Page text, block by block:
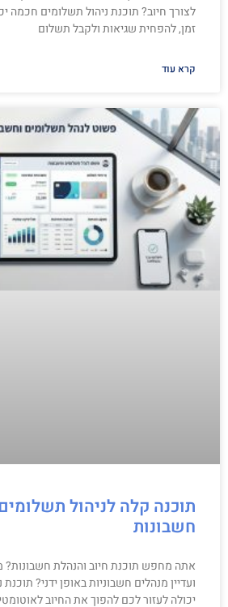
לצורך חיוב? תוכנת ניהול תשלומים חכמה
זמן, להפחית שגיאות ולקבל תשלום
קרא עוד
תוכנה קלה לניהול
חשבונות
אתה מחפש תוכנת חיוב והנהלת חשבונות?
ועדיין מנהלים חשבוניות באופן ידני?
יכולה לעזור לכם להפוך את החיוב